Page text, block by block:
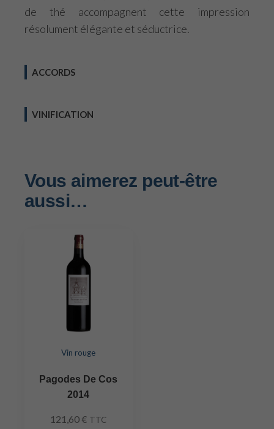
de thé accompagnent cette impression
résolument élégante et séductrice.
ACCORDS
VINIFICATION
Vous aimerez peut-être
aussi…
Vin rouge
Pagodes De Cos
2014
121,60 € TTC